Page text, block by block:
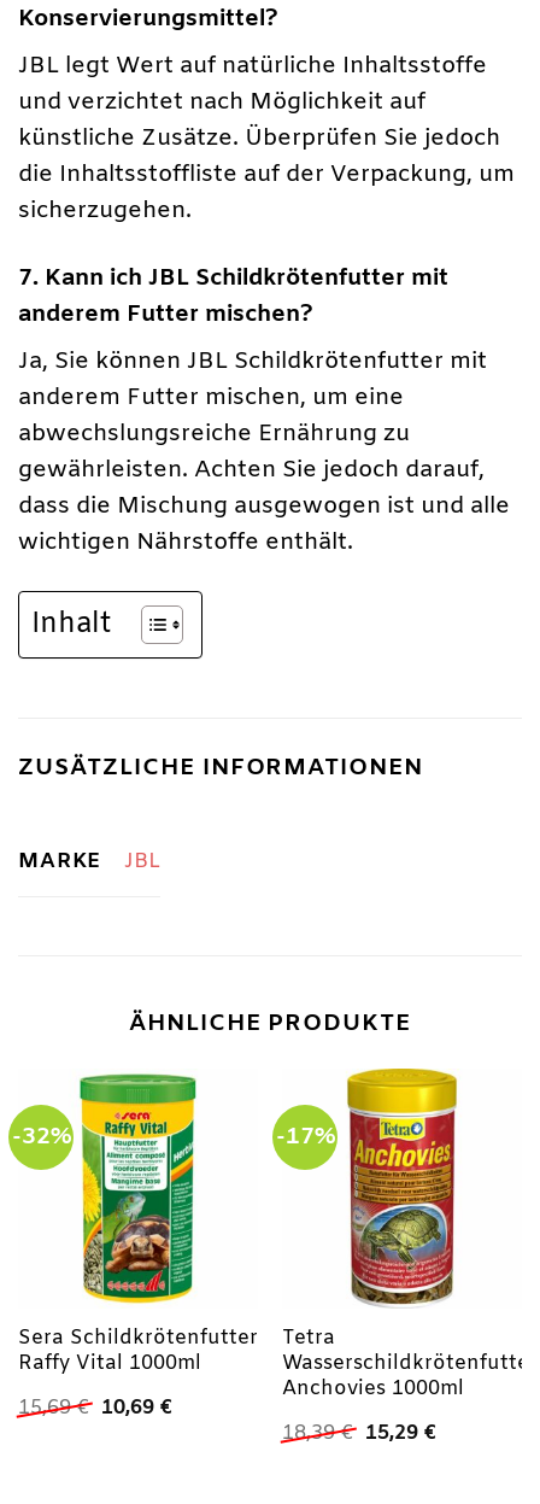
Konservierungsmittel?
JBL legt Wert auf natürliche Inhaltsstoffe
und verzichtet nach Möglichkeit auf
künstliche Zusätze. Überprüfen Sie jedoch
die Inhaltsstoffliste auf der Verpackung, um
sicherzugehen.
7. Kann ich JBL Schildkrötenfutter mit
anderem Futter mischen?
Ja, Sie können JBL Schildkrötenfutter mit
anderem Futter mischen, um eine
abwechslungsreiche Ernährung zu
gewährleisten. Achten Sie jedoch darauf,
dass die Mischung ausgewogen ist und alle
wichtigen Nährstoffe enthält.
Inhalt
ZUSÄTZLICHE INFORMATIONEN
MARKE JBL
ÄHNLICHE PRODUKTE
-32%
Sera Schildkrötenfutter
Raffy Vital 1000ml
15,69€ Ursprünglicher
10,69 €Aktueller
-17%
Tetra
Wasserschildkrötenfutter
Anchovies 1000ml
18,39€ Ursprünglicher
15,29 €Aktueller